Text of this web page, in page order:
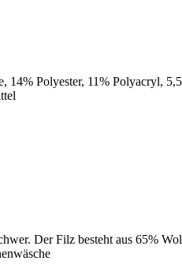
14% Polyester, 11% Polyacryl,
Der Filz besteht aus 65%